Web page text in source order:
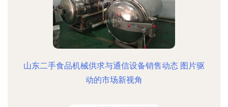
山东二手食品机械供求与通信设备销售动态 图片驱
动的市场新视角